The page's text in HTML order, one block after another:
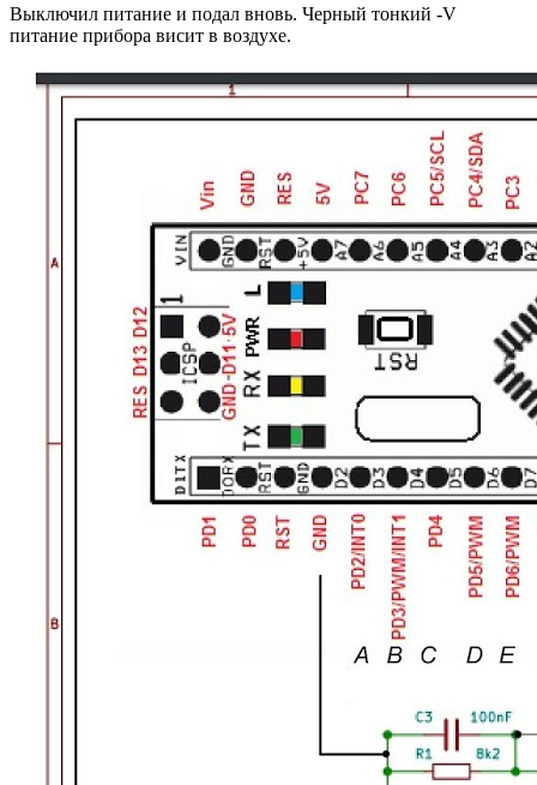
Выключил питание и подал вновь. Черный тонкий -V
питание прибора висит в воздухе.